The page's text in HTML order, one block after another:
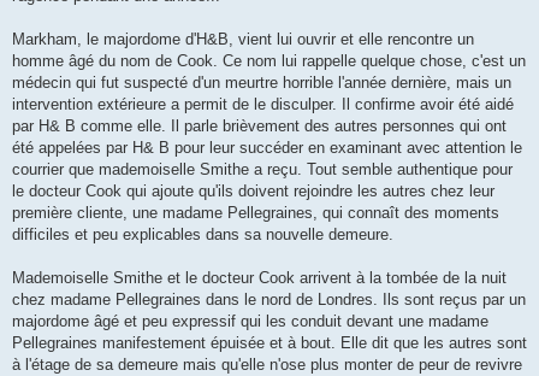
Markham, le majordome d'H&B, vient lui ouvrir et elle rencontre un
homme âgé du nom de Cook. Ce nom lui rappelle quelque chose, c'est un
médecin qui fut suspecté d'un meurtre horrible l'année dernière, mais un
intervention extérieure a permit de le disculper. Il confirme avoir été aidé
par H& B comme elle. Il parle brièvement des autres personnes qui ont
été appelées par H& B pour leur succéder en examinant avec attention le
courrier que mademoiselle Smithe a reçu. Tout semble authentique pour
le docteur Cook qui ajoute qu'ils doivent rejoindre les autres chez leur
première cliente, une madame Pellegraines, qui connaît des moments
difficiles et peu explicables dans sa nouvelle demeure.
Mademoiselle Smithe et le docteur Cook arrivent à la tombée de la nuit
chez madame Pellegraines dans le nord de Londres. Ils sont reçus par un
majordome âgé et peu expressif qui les conduit devant une madame
Pellegraines manifestement épuisée et à bout. Elle dit que les autres sont
à l'étage de sa demeure mais qu'elle n'ose plus monter de peur de revivre